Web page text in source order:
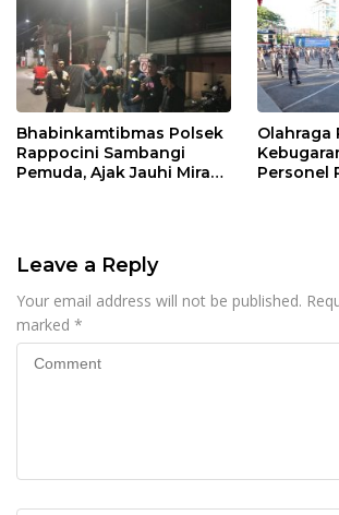
Bhabinkamtibmas Polsek
Rappocini Sambangi
Pemuda, Ajak Jauhi Miras,
Olahraga
Personel
Leave a Reply
Your email address will not be published.
marked *